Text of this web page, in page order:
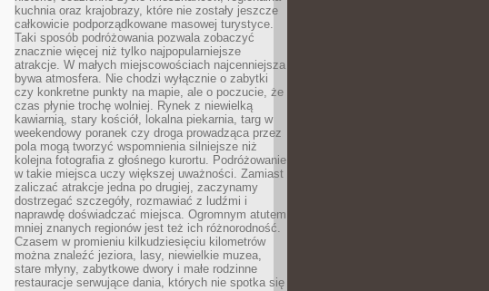
kuchnia oraz krajobrazy, które nie zostały jeszcze
całkowicie podporządkowane masowej turystyce.
Taki sposób podróżowania pozwala zobaczyć
znacznie więcej niż tylko najpopularniejsze
atrakcje. W małych miejscowościach najcenniejsza
bywa atmosfera. Nie chodzi wyłącznie o zabytki
czy konkretne punkty na mapie, ale o poczucie, że
czas płynie trochę wolniej. Rynek z niewielką
kawiarnią, stary kościół, lokalna piekarnia, targ w
weekendowy poranek czy droga prowadząca przez
pola mogą tworzyć wspomnienia silniejsze niż
kolejna fotografia z głośnego kurortu. Podróżowanie
w takie miejsca uczy większej uważności. Zamiast
zaliczać atrakcje jedna po drugiej, zaczynamy
dostrzegać szczegóły, rozmawiać z ludźmi i
naprawdę doświadczać miejsca. Ogromnym atutem
mniej znanych regionów jest też ich różnorodność.
Czasem w promieniu kilkudziesięciu kilometrów
można znaleźć jeziora, lasy, niewielkie muzea,
stare młyny, zabytkowe dwory i małe rodzinne
restauracje serwujące dania, których nie spotka się